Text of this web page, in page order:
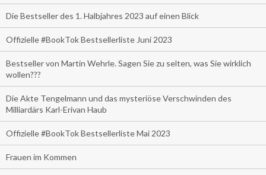
Die Bestseller des 1. Halbjahres 2023 auf einen Blick
Offizielle #BookTok Bestsellerliste Juni 2023
Bestseller von Martin Wehrle. Sagen Sie zu selten, was Sie wirklich
wollen???
Die Akte Tengelmann und das mysteriöse Verschwinden des
Milliardärs Karl-Erivan Haub
Offizielle #BookTok Bestsellerliste Mai 2023
Frauen im Kommen